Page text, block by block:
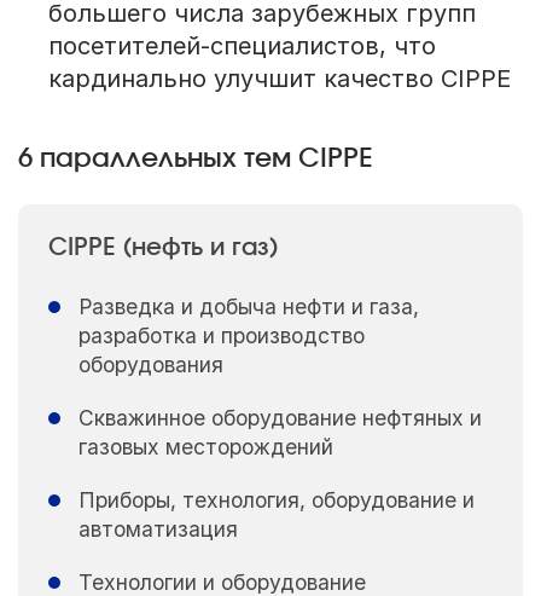
большего числа зарубежных групп
посетителей-специалистов, что
кардинально улучшит качество CIPPE
6 параллельных тем CIPPE
CIPPE (нефть и газ)
Разведка и добыча нефти и газа,
разработка и производство
оборудования
Скважинное оборудование нефтяных и
газовых месторождений
Приборы, технология, оборудование и
автоматизация
Технологии и оборудование